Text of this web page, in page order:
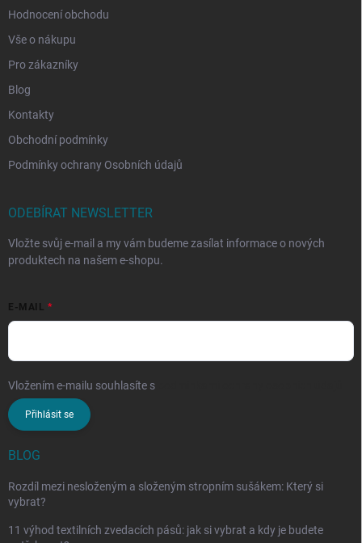
Hodnocení obchodu
Vše o nákupu
Pro zákazníky
Blog
Kontakty
Obchodní podmínky
Podmínky ochrany Osobních údajů
ODEBÍRAT NEWSLETTER
Vložte svůj e-mail a my vám budeme zasílat informace o nových
produktech na našem e-shopu.
E-MAIL
Vložením e-mailu souhlasíte s
Přihlásit se
BLOG
Rozdíl mezi nesloženým a složeným stropním sušákem: Který si
vybrat?
11 výhod textilních zvedacích pásů: jak si vybrat a kdy je budete